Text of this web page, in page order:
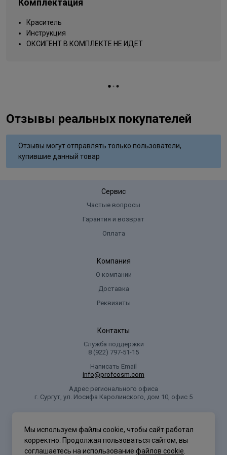
Упаковка товара
Название цвета
Вид деятельности парикмахер
Комплектация
Краситель
Инструкция
ОКСИГЕНТ В КОМПЛЕКТЕ НЕ ИДЕТ
Отзывы реальных покупателей
Отзывы могут отправлять только пользователи,
купившие данный товар
Сервис
Частые вопросы
Гарантия и возврат
Оплата
Компания
О компании
Доставка
Реквизиты
Контакты
Служба поддержки
8 (922) 797‑51-15
Написать Email
info@profcosm.com
Адрес регионального офиса
г. Сургут, ул. Иосифа Каролинского, дом 10, офис 5
Мы используем файлы cookie, чтобы сайт работал
корректно. Продолжая пользоваться сайтом, вы
соглашаетесь на использование файлов cookie